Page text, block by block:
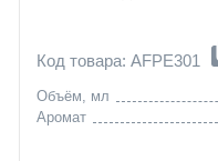
Код товара: AFPE301
Объём, мл
Аромат